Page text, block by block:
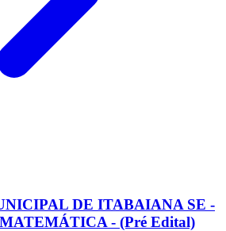
DE ITABAIANA SE -
- (Pré Edital)